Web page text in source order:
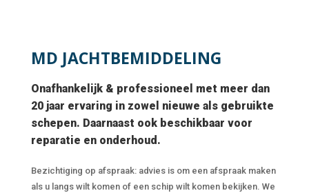
MD JACHTBEMIDDELING
Onafhankelijk & professioneel met meer dan
20 jaar ervaring in zowel nieuwe als gebruikte
schepen. Daarnaast ook beschikbaar voor
reparatie en onderhoud.
Bezichtiging op afspraak: advies is om een afspraak maken
als u langs wilt komen of een schip wilt komen bekijken. We